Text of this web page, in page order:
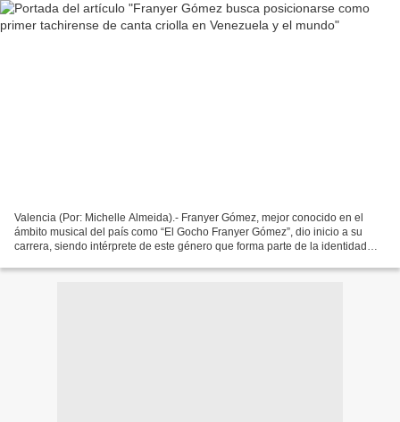
Valencia (Por: Michelle Almeida).- Franyer Gómez, mejor conocido en el
ámbito musical del país como “El Gocho Franyer Gómez”, dio inicio a su
carrera, siendo intérprete de este género que forma parte de la identidad